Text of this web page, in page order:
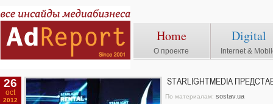
Home
О проекте
Digital
Internet &
26
oct
2012
STARLIGHTMEDIA
По материалам: sostav.ua